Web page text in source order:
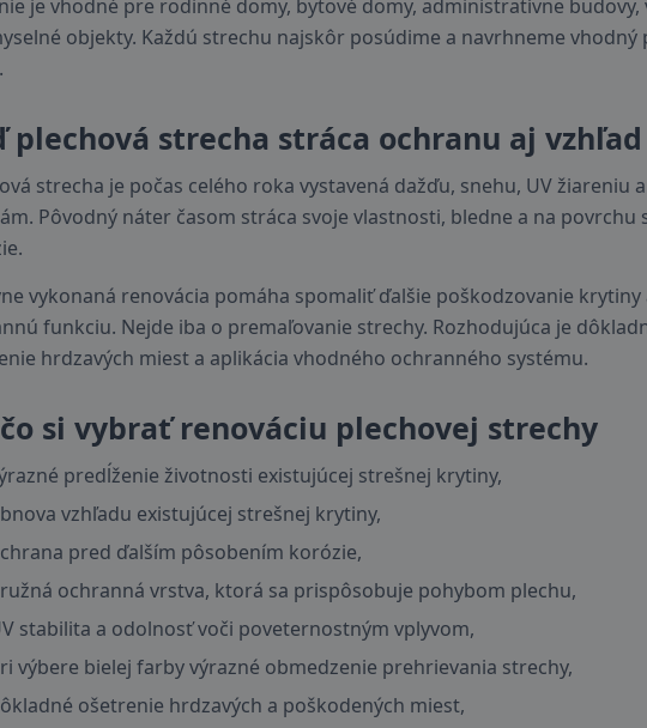
je vhodné pre rodinné domy, bytové domy, administratívne budovy,
objekty. Každú strechu najskôr posúdime a navrhneme
plechová strecha stráca ochranu aj vzhľad
strecha je počas celého roka vystavená dažďu, snehu, UV žiareniu
Pôvodný náter časom stráca svoje vlastnosti, bledne a na
vykonaná renovácia pomáha spomaliť ďalšie poškodzovanie
funkciu. Nejde iba o premaľovanie strechy. Rozhodujúca je
hrdzavých miest a aplikácia vhodného ochranného systému.
si vybrať renováciu plechovej strechy
predĺženie životnosti existujúcej strešnej krytiny,
vzhľadu existujúcej strešnej krytiny,
pred ďalším pôsobením korózie,
ochranná vrstva, ktorá sa prispôsobuje pohybom plechu,
stabilita a odolnosť voči poveternostným vplyvom,
výbere bielej farby výrazné obmedzenie prehrievania strechy,
ošetrenie hrdzavých a poškodených miest,